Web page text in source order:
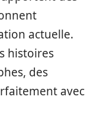
actuelle.
histoires
des
avec